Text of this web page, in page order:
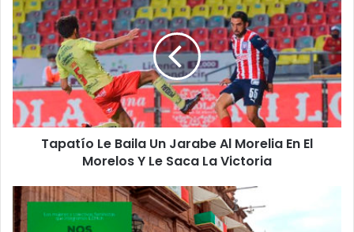
Le
Baila
Un
Jarabe
Al
Morelia
En
El
Morelos
Saca
La
Victoria
Tapatío Le Baila Un Jarabe Al Morelia En El
Morelos Y Le Saca La Victoria
#Morelia
Feministas
Rechazan